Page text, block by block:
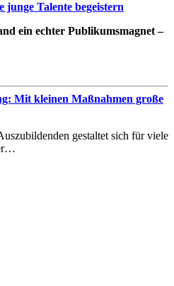
junge Talente begeistern
ein echter Publikumsmagnet –
Mit kleinen Maßnahmen große
gestaltet sich für viele